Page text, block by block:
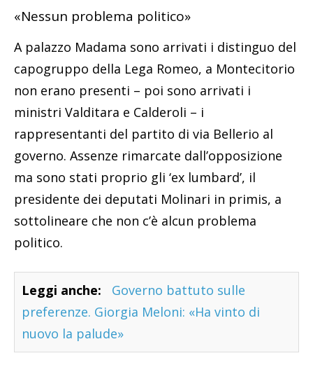
«Nessun problema politico»
A palazzo Madama sono arrivati i distinguo del
capogruppo della Lega Romeo, a Montecitorio
non erano presenti – poi sono arrivati i
ministri Valditara e Calderoli – i
rappresentanti del partito di via Bellerio al
governo. Assenze rimarcate dall’opposizione
ma sono stati proprio gli ‘ex lumbard’, il
presidente dei deputati Molinari in primis, a
sottolineare che non c’è alcun problema
politico.
Leggi anche:
Governo battuto sulle
preferenze. Giorgia Meloni: «Ha vinto di
nuovo la palude»